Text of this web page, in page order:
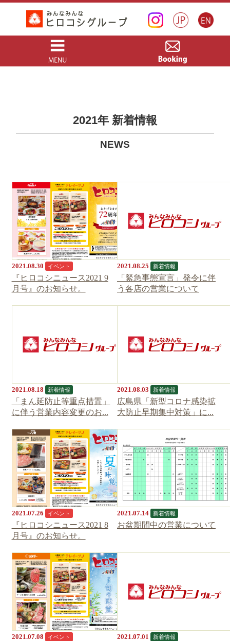
2021年 新着情報
NEWS
2021.08.30 イベント
『ヒロコシニュース2021 9
月号』のお知らせ。
2021.08.25 新着情報
「緊急事態宣言」発令に伴
う各店の営業について
2021.08.18 新着情報
「まん延防止等重点措置」
に伴う営業内容変更のお...
2021.08.03 新着情報
広島県「新型コロナ感染拡
大防止早期集中対策」に...
2021.07.26 イベント
『ヒロコシニュース2021 8
月号』のお知らせ。
2021.07.14 新着情報
お盆期間中の営業について
2021.07.08 イベント 2021.07.01 新着情報